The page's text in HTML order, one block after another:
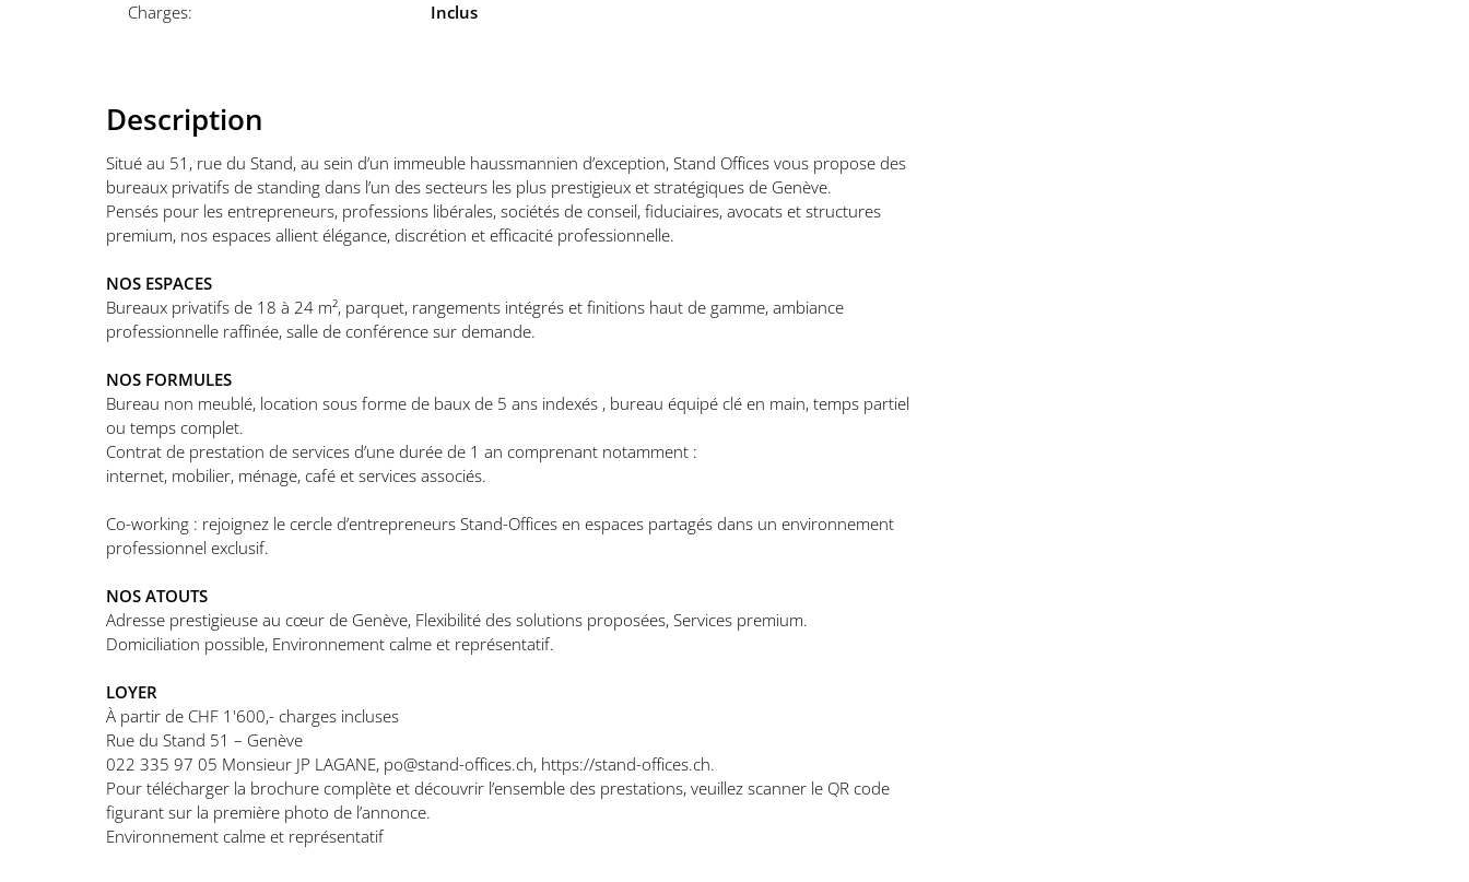
Charges: Inclus
Description
Situé au 51, rue du Stand, au sein d’un immeuble haussmannien d’exception, Stand Offices vous propose des
bureaux privatifs de standing dans l’un des secteurs les plus prestigieux et stratégiques de Genève.
Pensés pour les entrepreneurs, professions libérales, sociétés de conseil, fiduciaires, avocats et structures
premium, nos espaces allient élégance, discrétion et efficacité professionnelle.
NOS ESPACES
Bureaux privatifs de 18 à 24 m², parquet, rangements intégrés et finitions haut de gamme, ambiance
professionnelle raffinée, salle de conférence sur demande.
NOS FORMULES
Bureau non meublé, location sous forme de baux de 5 ans indexés , bureau équipé clé en main, temps partiel
ou temps complet.
Contrat de prestation de services d’une durée de 1 an comprenant notamment :
internet, mobilier, ménage, café et services associés.
Co-working : rejoignez le cercle d’entrepreneurs Stand-Offices en espaces partagés dans un environnement
professionnel exclusif.
NOS ATOUTS
Adresse prestigieuse au cœur de Genève, Flexibilité des solutions proposées, Services premium.
Domiciliation possible, Environnement calme et représentatif.
LOYER
À partir de CHF 1'600,- charges incluses
Rue du Stand 51 – Genève
022 335 97 05 Monsieur JP LAGANE, po@stand-offices.ch, https://stand-offices.ch.
Pour télécharger la brochure complète et découvrir l’ensemble des prestations, veuillez scanner le QR code
figurant sur la première photo de l’annonce.
Environnement calme et représentatif